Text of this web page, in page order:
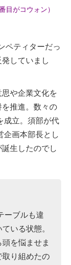
目がコウォン）
ペティターだっ
していまし
や企業文化を
推進。数々の
成立。須部が代
企画本部長とし
生したのでし
ーブルも違
いる状態。
を悩ませま
取り組めたの